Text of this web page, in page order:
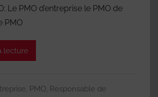
Le PMO d’entreprise le PMO de
PMO
lecture
, PMO, Responsable de